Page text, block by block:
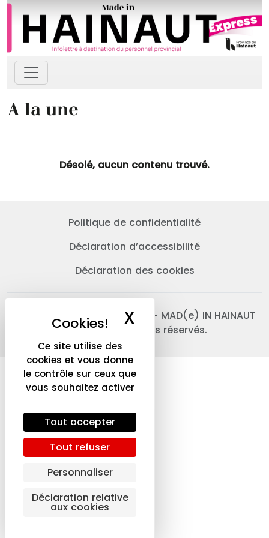
Panneau de gestion des cookies
Ce site utilise des
cookies et vous donne
le contrôle sur ceux que
vous souhaitez activer
Tout accepter
Tout refuser
Personnaliser
Déclaration relative
aux cookies
X Masquer le
Passer au contenu principal
A la une
Désolé, aucun contenu trouvé.
Politique de confidentialité
Déclaration d’accessibilité
Déclaration des cookies
© 2026 Province de Hainaut - MAD(e) IN HAINAUT
Express. Tous droits réservés.